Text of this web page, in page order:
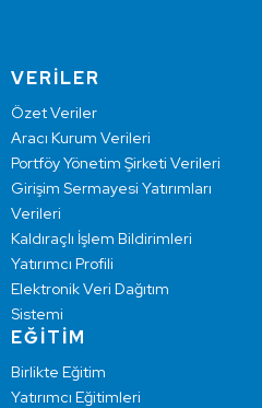
VERİLER
Özet Veriler
Aracı Kurum Verileri
Portföy Yönetim Şirketi Verileri
Girişim Sermayesi Yatırımları
Verileri
Kaldıraçlı İşlem Bildirimleri
Yatırımcı Profili
Elektronik Veri Dağıtım
Sistemi
EĞİTİM
Birlikte Eğitim
Yatırımcı Eğitimleri